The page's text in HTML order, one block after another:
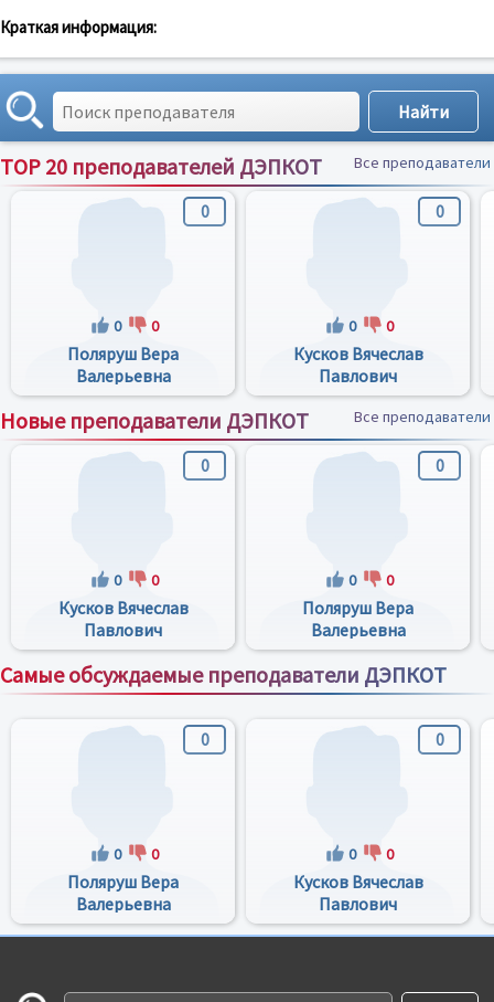
Краткая информация:
TOP 20 преподавателей ДЭПКОТ Все преподаватели
0
0 0
Поляруш Вера
Валерьевна
0
0 0
Кусков Вячеслав
Павлович
Новые преподаватели ДЭПКОТ Все преподаватели
0
0 0
Кусков Вячеслав
Павлович
0
0 0
Поляруш Вера
Валерьевна
Самые обсуждаемые преподаватели ДЭПКОТ
Все преподаватели
0
0 0
Поляруш Вера
Валерьевна
0
0 0
Кусков Вячеслав
Павлович